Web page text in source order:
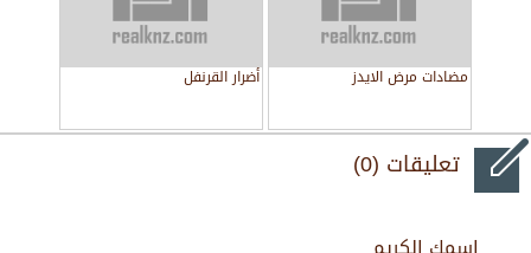
مضادات مرض الايدز أضرار القرنفل
تعليقات (0)